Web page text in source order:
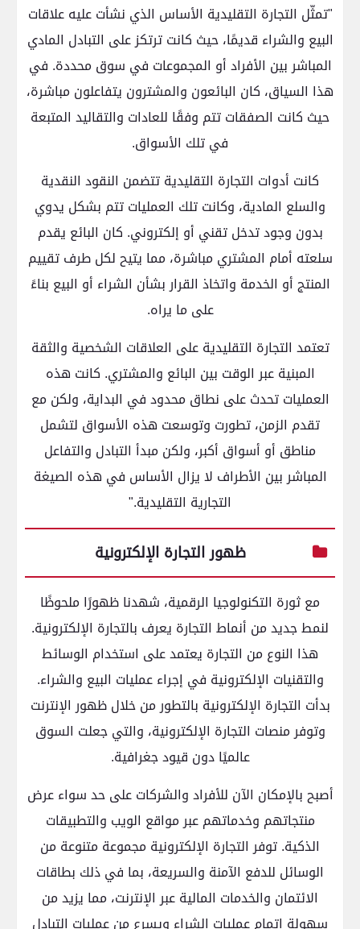
"تمثّل التجارة التقليدية الأساس الذي نشأت عليه علاقات
البيع والشراء قديمًا، حيث كانت ترتكز على التبادل المادي
المباشر بين الأفراد أو المجموعات في سوق محددة. في
هذا السياق، كان البائعون والمشترون يتفاعلون مباشرة،
حيث كانت الصفقات تتم وفقًا للعادات والتقاليد المتبعة
في تلك الأسواق.
كانت أدوات التجارة التقليدية تتضمن النقود النقدية
والسلع المادية، وكانت تلك العمليات تتم بشكل يدوي
بدون وجود تدخل تقني أو إلكتروني. كان البائع يقدم
سلعته أمام المشتري مباشرة، مما يتيح لكل طرف تقييم
المنتج أو الخدمة واتخاذ القرار بشأن الشراء أو البيع بناءً
على ما يراه.
تعتمد التجارة التقليدية على العلاقات الشخصية والثقة
المبنية عبر الوقت بين البائع والمشتري. كانت هذه
العمليات تحدث على نطاق محدود في البداية، ولكن مع
تقدم الزمن، تطورت وتوسعت هذه الأسواق لتشمل
مناطق أو أسواق أكبر، ولكن مبدأ التبادل والتفاعل
المباشر بين الأطراف لا يزال الأساس في هذه الصيغة
التجارية التقليدية."
ظهور التجارة الإلكترونية
مع ثورة التكنولوجيا الرقمية، شهدنا ظهورًا ملحوظًا
لنمط جديد من أنماط التجارة يعرف بالتجارة الإلكترونية.
هذا النوع من التجارة يعتمد على استخدام الوسائط
والتقنيات الإلكترونية في إجراء عمليات البيع والشراء.
بدأت التجارة الإلكترونية بالتطور من خلال ظهور الإنترنت
وتوفر منصات التجارة الإلكترونية، والتي جعلت السوق
عالميًا دون قيود جغرافية.
أصبح بالإمكان الآن للأفراد والشركات على حد سواء عرض
منتجاتهم وخدماتهم عبر مواقع الويب والتطبيقات
الذكية. توفر التجارة الإلكترونية مجموعة متنوعة من
الوسائل للدفع الآمنة والسريعة، بما في ذلك بطاقات
الائتمان والخدمات المالية عبر الإنترنت، مما يزيد من
سهولة إتمام عمليات الشراء ويسرع من عمليات التبادل